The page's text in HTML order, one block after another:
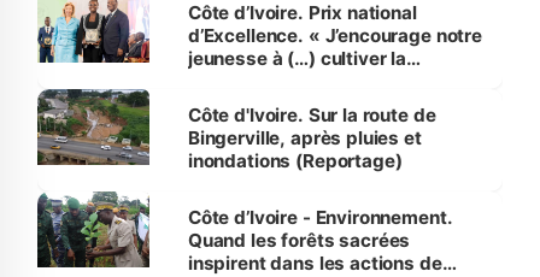
Côte d’Ivoire. Prix national
d’Excellence. « J’encourage notre
jeunesse à (…) cultiver la
(Alassane Ouattara
Côte d'Ivoire. Sur la route de
Bingerville, après pluies et
inondations (Reportage)
Côte d’Ivoire - Environnement.
Quand les forêts sacrées
inspirent dans les actions de